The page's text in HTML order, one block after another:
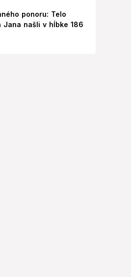
ponoru: Telo
Jana našli v hĺbke 186